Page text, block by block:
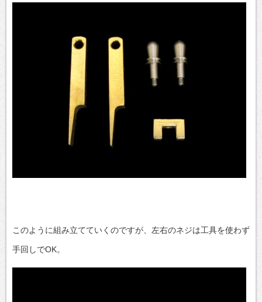
このように組み立てていくのですが、左右のネジは工具を使わず
手回しでOK。